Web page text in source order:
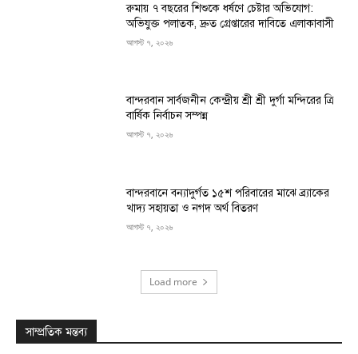
রুমায় ৭ বছরের শিশুকে ধর্ষণে চেষ্টার অভিযোগ:
অভিযুক্ত পলাতক, দ্রুত গ্রেপ্তারের দাবিতে এলাকাবাসী
আগস্ট ৭, ২০২৬
বান্দরবান সার্বজনীন কেন্দ্রীয় শ্রী শ্রী দুর্গা মন্দিরের ত্রি
বার্ষিক নির্বাচন সম্পন্ন
আগস্ট ৭, ২০২৬
বান্দরবানে বন্যাদুর্গত ১৫শ পরিবারের মাঝে ব্র্যাকের
খাদ্য সহায়তা ও নগদ অর্থ বিতরণ
আগস্ট ৭, ২০২৬
Load more
সাম্প্রতিক মন্তব্য